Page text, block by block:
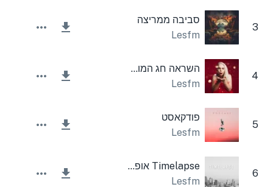
3
סביבה ממריצה
Lesfm
4
השראה חג המולד מוטיבציוני בהיר
Lesfm
5
פודקאסט
Lesfm
6
Timelapse אופטימי
Lesfm